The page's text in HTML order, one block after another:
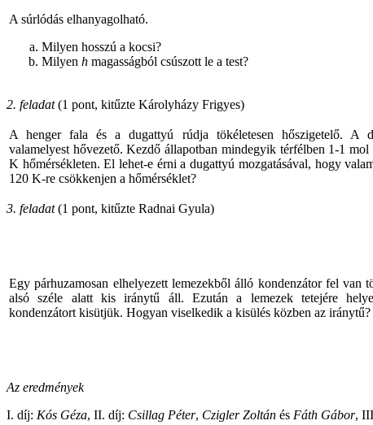
A súrlódás elhanyagolható.
Milyen hosszú a kocsi?
Milyen h magasságból csúszott le a test?
2. feladat(1 pont, kitűzte Károlyházy Frigyes)
A henger fala és a dugattyú rúdja tökéletesen hőszigetelő. A
valamelyest hővezető. Kezdő állapotban mindegyik térfélben 1-1
K hőmérsékleten. El lehet-e érni a dugattyú mozgatásával, hogy
120 K-re csökkenjen a hőmérséklet?
3. feladat(1 pont, kitűzte Radnai Gyula)
Egy párhuzamosan elhelyezett lemezekből álló kondenzátor fel van
alsó széle alatt kis iránytű áll. Ezután a lemezek tetejére
kondenzátort kisütjük. Hogyan viselkedik a kisülés közben az iránytű?
Az eredmények
I. díj: Kós Géza, II. díj: Csillag Péter, Czigler Zoltán és Fáth Gábor,